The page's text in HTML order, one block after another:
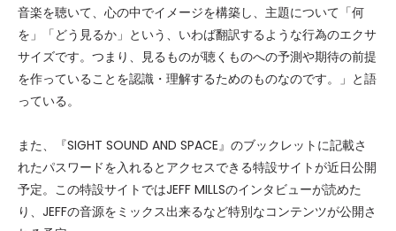
音楽を聴いて、心の中でイメージを構築し、主題について「何
を」「どう見るか」という、いわば翻訳するような行為のエクサ
サイズです。つまり、見るものが聴くものへの予測や期待の前提
を作っていることを認識・理解するためのものなのです。」と語
っている。
また、『SIGHT SOUND AND SPACE』のブックレットに記載さ
れたパスワードを入れるとアクセスできる特設サイトが近日公開
予定。この特設サイトではJEFF MILLSのインタビューが読めた
り、JEFFの音源をミックス出来るなど特別なコンテンツが公開さ